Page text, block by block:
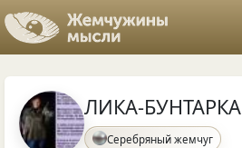
ЛИКА-БУНТАРКА
Серебряный жемчуг